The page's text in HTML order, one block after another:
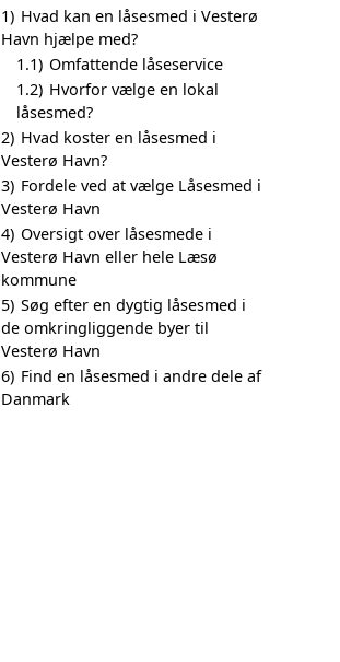
1) Hvad kan en låsesmed i Vesterø
Havn hjælpe med?
1.1) Omfattende låseservice
1.2) Hvorfor vælge en lokal
låsesmed?
2) Hvad koster en låsesmed i
Vesterø Havn?
3) Fordele ved at vælge Låsesmed i
Vesterø Havn
4) Oversigt over låsesmede i
Vesterø Havn eller hele Læsø
kommune
5) Søg efter en dygtig låsesmed i
de omkringliggende byer til
Vesterø Havn
6) Find en låsesmed i andre dele af
Danmark